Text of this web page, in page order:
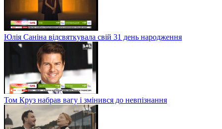
Юлія Саніна відсвяткувала свій 31 день народження
Том Круз набрав вагу і змінився до невпізнання